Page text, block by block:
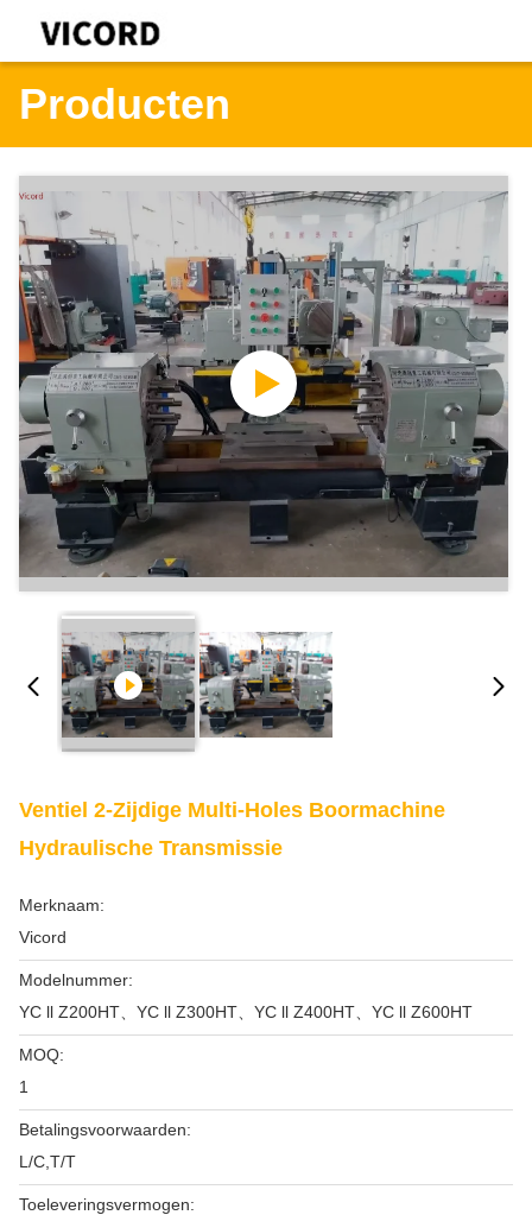
Producten
Ventiel 2-Zijdige Multi-Holes Boormachine
Hydraulische Transmissie
Merknaam:
Vicord
Modelnummer:
YC ll Z200HT、YC ll Z300HT、YC ll Z400HT、YC ll Z600HT
MOQ:
1
Betalingsvoorwaarden:
L/C,T/T
Toeleveringsvermogen: